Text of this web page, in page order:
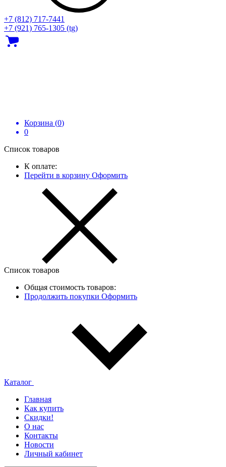
+7 (812) 717‑7441
+7 (921) 765-1305 (tg)
Корзина (0)
0
Список товаров
К оплате:
Перейти в корзину Оформить
Список товаров
Общая стоимость товаров:
Продолжить покупки Оформить
Каталог
Главная
Как купить
Скидки!
О нас
Контакты
Новости
Личный кабинет